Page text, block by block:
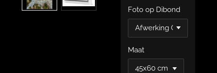
Foto op Dibond
Maat